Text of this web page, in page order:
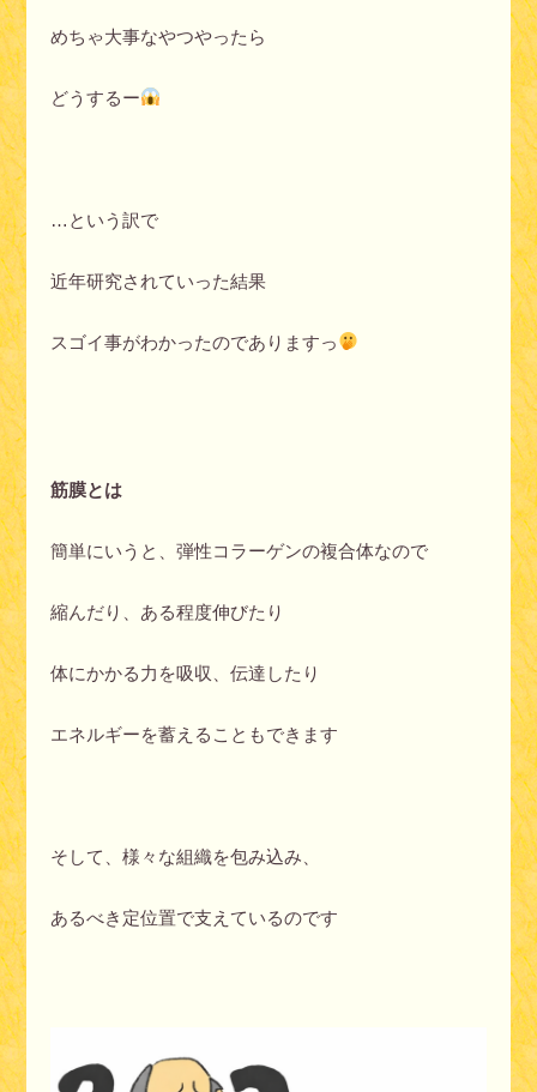
めちゃ大事なやつやったら
どうするー
…という訳で
近年研究されていった結果
スゴイ事がわかったのでありますっ
筋膜とは
簡単にいうと、弾性コラーゲンの複合体なので
縮んだり、ある程度伸びたり
体にかかる力を吸収、伝達したり
エネルギーを蓄えることもできます
そして、様々な組織を包み込み、
あるべき定位置で支えているのです